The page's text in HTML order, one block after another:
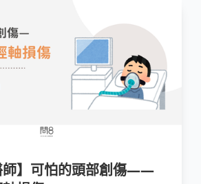
師】可怕的頭部創傷——